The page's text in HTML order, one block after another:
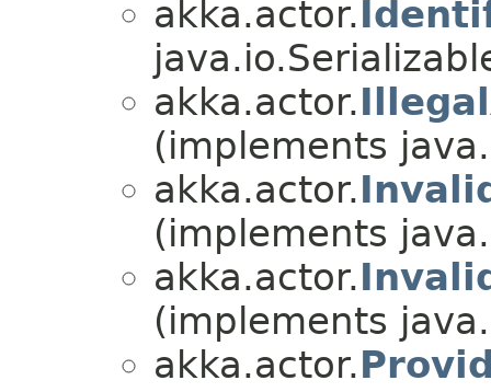
akka.actor.
akka.actor.
(implements
akka.actor.
(implements
akka.actor.
(implements
akka.actor.